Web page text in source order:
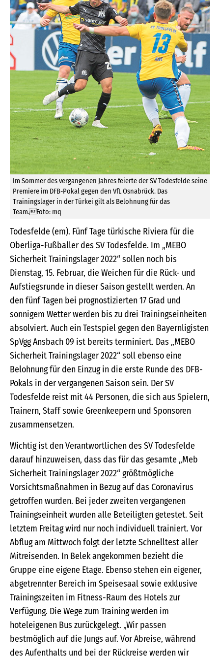
Im Sommer des vergangenen Jahres feierte der SV Todesfelde seine
Premiere im DFB-Pokal gegen den VfL Osnabrück. Das
Trainingslager in der Türkei gilt als Belohnung für das
Team.Foto: mq
Todesfelde (em). Fünf Tage türkische Riviera für die
Oberliga-Fußballer des SV Todesfelde. Im „MEBO
Sicherheit Trainingslager 2022“ sollen noch bis
Dienstag, 15. Februar, die Weichen für die Rück- und
Aufstiegsrunde in dieser Saison gestellt werden. An
den fünf Tagen bei prognostizierten 17 Grad und
sonnigem Wetter werden bis zu drei Trainingseinheiten
absolviert. Auch ein Testspiel gegen den Bayernligisten
SpVgg Ansbach 09 ist bereits terminiert. Das „MEBO
Sicherheit Trainingslager 2022“ soll ebenso eine
Belohnung für den Einzug in die erste Runde des DFB-
Pokals in der vergangenen Saison sein. Der SV
Todesfelde reist mit 44 Personen, die sich aus Spielern,
Trainern, Staff sowie Greenkeepern und Sponsoren
zusammensetzen.
Wichtig ist den Verantwortlichen des SV Todesfelde
darauf hinzuweisen, dass das für das gesamte „Meb
Sicherheit Trainingslager 2022“ größtmögliche
Vorsichtsmaßnahmen in Bezug auf das Coronavirus
getroffen wurden. Bei jeder zweiten vergangenen
Trainingseinheit wurden alle Beteiligten getestet. Seit
letztem Freitag wird nur noch individuell trainiert. Vor
Abflug am Mittwoch folgt der letzte Schnelltest aller
Mitreisenden. In Belek angekommen bezieht die
Gruppe eine eigene Etage. Ebenso stehen ein eigener,
abgetrennter Bereich im Speisesaal sowie exklusive
Trainingszeiten im Fitness-Raum des Hotels zur
Verfügung. Die Wege zum Training werden im
hoteleigenen Bus zurückgelegt. „Wir passen
bestmöglich auf die Jungs auf. Vor Abreise, während
des Aufenthalts und bei der Rückreise werden wir